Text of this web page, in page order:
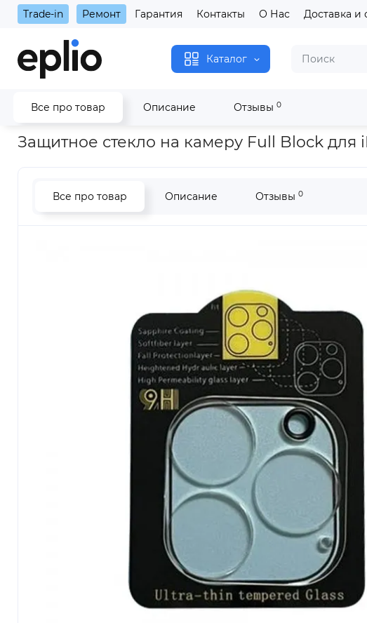
Trade-in Ремонт Гарантия Контакты О Нас Доставка и
Каталог
Все про товар Описание Отзывы 0
Главная Защитное стекло на камеру Full Block для iPhone 13 Pro/13 Pro
Защитное стекло на камеру Full Block для
Все про товар Описание Отзывы 0